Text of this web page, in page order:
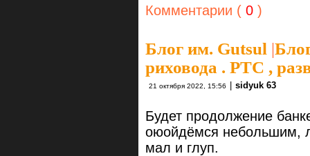
Комментарии ( 0 )
Блог им. Gutsul |
риховода . РТС ,
21 октября 2022, 15:56 sidyuk 63
Будет продолжение
оюойдёмся небольшим,
мал и глуп.